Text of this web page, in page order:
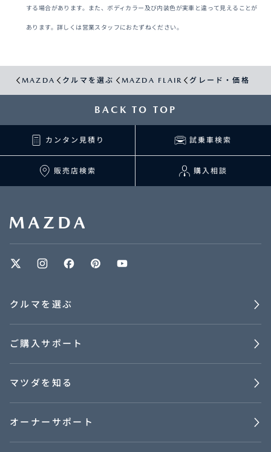
する場合があります。また、ボディカラー及び内装色が実車と違って見えることが
あります。詳しくは営業スタッフにおたずねください。
MAZDA クルマを選ぶ MAZDA FLAIR グレード・価格
BACK TO TOP
カンタン見積り 試乗車検索
販売店検索 購入相談
クルマを選ぶ
ご購入サポート
マツダを知る
オーナーサポート